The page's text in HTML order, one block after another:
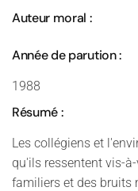
Auteur moral :
Année de parution :
1988
Résumé :
Les collégiens et
qu'ils ressentent vis-
familiers et des bruits